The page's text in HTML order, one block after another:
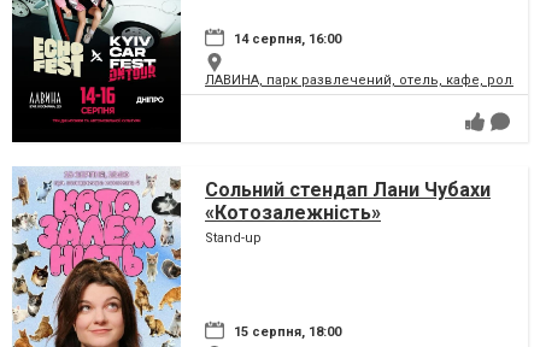
14 серпня, 16:00
ЛАВИНА, парк развлечений, отель, кафе,
Сольний стендап Лани Чубахи
«Котозалежність»
Stand-up
15 серпня, 18:00